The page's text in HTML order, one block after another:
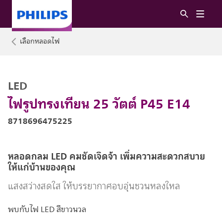
เลือกหลอดไฟ
ไฟรูปทรงเทียน 25 วัตต์ P45 E14
LED
8718696475225
หลอดกลม LED คมชัดเจิดจ้า เพิ่มความสะดวกสบาย
ให้แก่บ้านของคุณ
แสงสว่างสดใส ให้บรรยากาศอบอุ่นชวนหลงใหล
พบกับไฟ LED สีขาวนวล